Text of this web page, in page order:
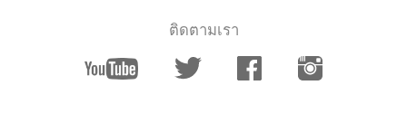
ติดตามเรา